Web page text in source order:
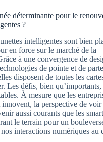
déterminante pour le
?
intelligentes sont bien
en force sur le marché de la
à une convergence de
de pointe et de
disposent de toutes les
Les défis, bien
À mesure que les
innovent, la perspective de voir
aussi courants que les
le terrain pour un
interactions numériques au